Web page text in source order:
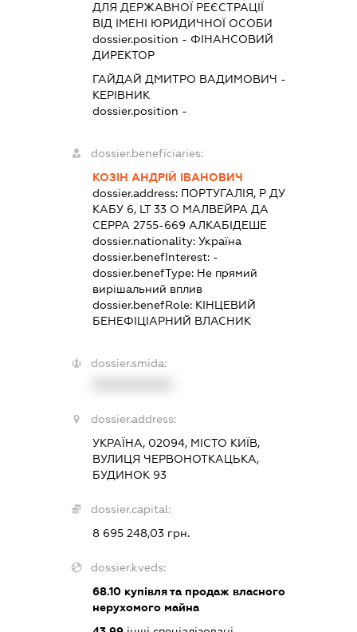
ДЛЯ ДЕРЖАВНОЇ РЕЄСТРАЦІЇ
ВІД ІМЕНІ ЮРИДИЧНОЇ ОСОБИ
dossier.position - ФІНАНСОВИЙ
ДИРЕКТОР
ГАЙДАЙ ДМИТРО ВАДИМОВИЧ -
КЕРІВНИК
dossier.position -
dossier.beneficiaries:
КОЗІН АНДРІЙ ІВАНОВИЧ
dossier.address: ПОРТУГАЛІЯ, Р ДУ
КАБУ 6, LT 33 О МАЛВЕЙРА ДА
СЕРРА 2755-669 АЛКАБІДЕШЕ
dossier.nationality:Україна
dossier.benefInterest: -
dossier.benefType: Не прямий
вирішальний вплив
dossier.benefRole: КІНЦЕВИЙ
БЕНЕФІЦІАРНИЙ ВЛАСНИК
dossier.smida:
dossier.address:
УКРАЇНА, 02094, МІСТО КИЇВ,
ВУЛИЦЯ ЧЕРВОНОТКАЦЬКА,
БУДИНОК 93
dossier.capital:
8 695 248,03 грн.
dossier.kveds:
68.10 купівля та продаж власного
нерухомого майна